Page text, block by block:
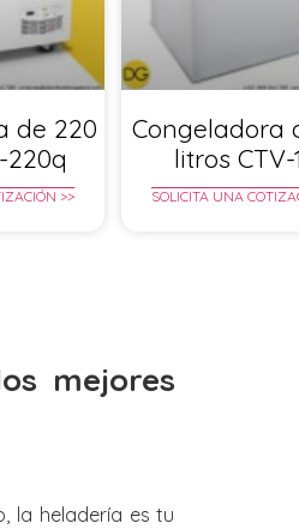
de 220
220q
>>
Congeladora
litros CTV-
SOLICITA UNA
mejores
la heladería es tu